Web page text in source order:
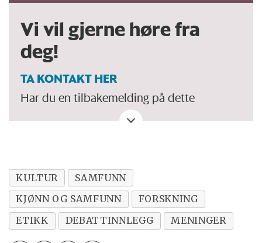
Vi vil gjerne høre fra
deg!
TA KONTAKT HER
Har du en tilbakemelding på dette
debattinnlegget. Eller spørsmål, ros eller
KULTUR
SAMFUNN
KJØNN OG SAMFUNN
FORSKNING
ETIKK
DEBATTINNLEGG MENINGER